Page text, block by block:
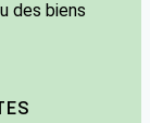
des biens